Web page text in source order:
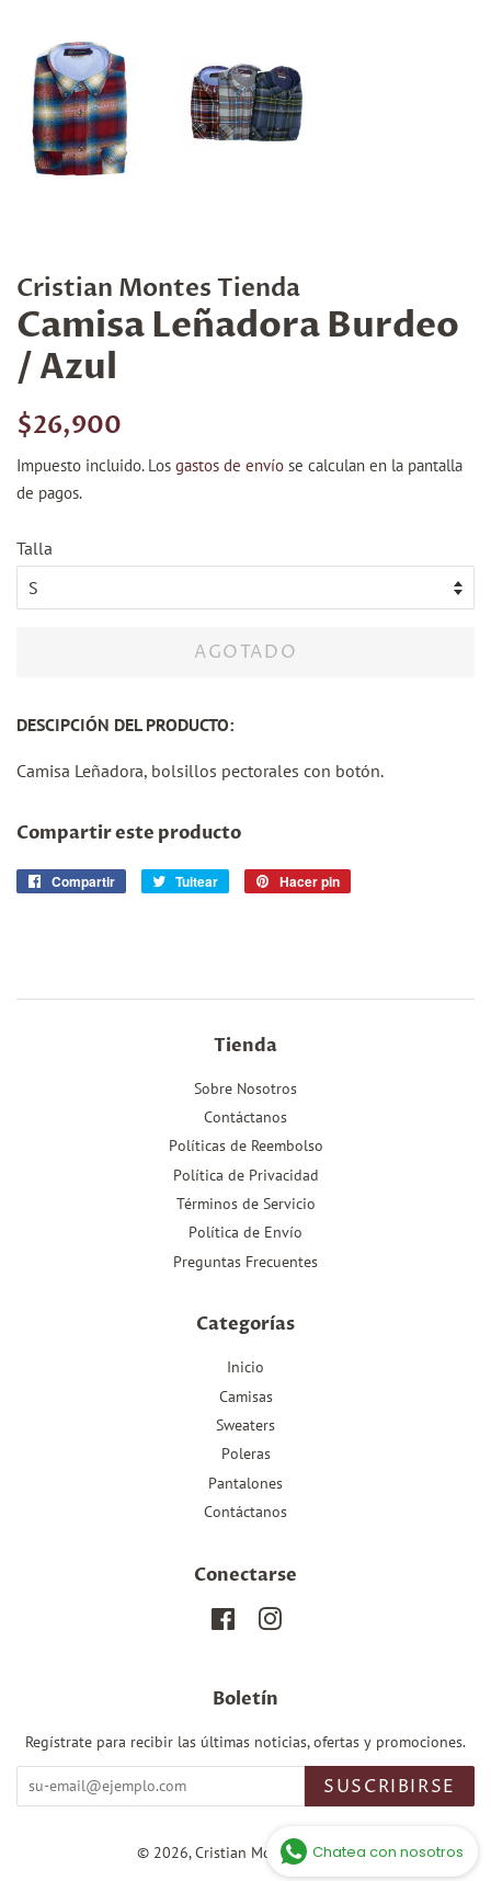
Cristian Montes Tienda
Camisa Leñadora Burdeo
/ Azul
Precio
$26,900
venta
Impuesto incluido. Los gastos de envío se calculan en la pantalla
de pagos.
Talla
AGOTADO
DESCIPCIÓN DEL PRODUCTO:
Camisa Leñadora, bolsillos pectorales con botón.
Compartir este producto
Compartir
CompartirTuitear
Tuitear Hacer pin
Tienda
Sobre Nosotros
Contáctanos
Políticas de Reembolso
Política de Privacidad
Términos de Servicio
Política de Envío
Preguntas Frecuentes
Categorías
Inicio
Camisas
Sweaters
Poleras
Pantalones
Contáctanos
Conectarse
FacebookInstagram
Boletín
Regístrate para recibir las últimas noticias, ofertas y promociones.
SUSCRIBIRSE
© 2026,Cristian Montes Tienda.
Chatea con nosotros